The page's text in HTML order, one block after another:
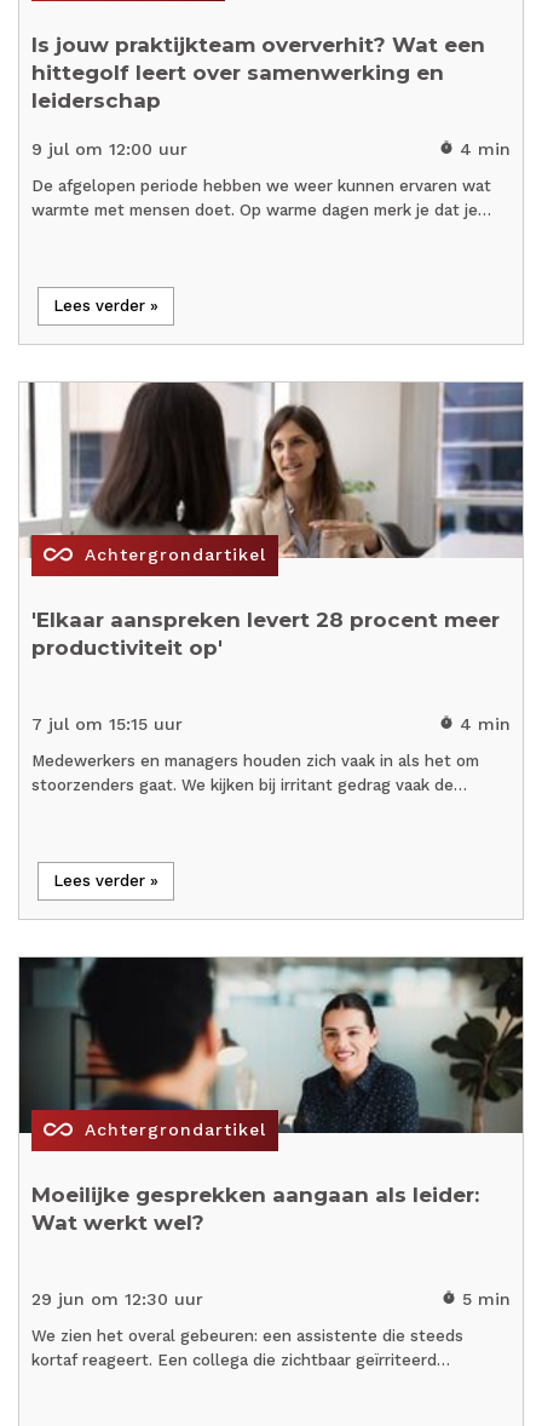
Is jouw praktijkteam oververhit? Wat een
hittegolf leert over samenwerking en
leiderschap
9 jul om 12:00 uur timer 4 min
De afgelopen periode hebben we weer kunnen ervaren wat
warmte met mensen doet. Op warme dagen merk je dat je…
Lees verder »
all_inclusive Achtergrondartikel
'Elkaar aanspreken levert 28 procent meer
productiviteit op'
7 jul om 15:15 uur timer 4 min
Medewerkers en managers houden zich vaak in als het om
stoorzenders gaat. We kijken bij irritant gedrag vaak de…
Lees verder »
all_inclusive Achtergrondartikel
Moeilijke gesprekken aangaan als leider:
Wat werkt wel?
29 jun om 12:30 uur timer 5 min
We zien het overal gebeuren: een assistente die steeds
kortaf reageert. Een collega die zichtbaar geïrriteerd…